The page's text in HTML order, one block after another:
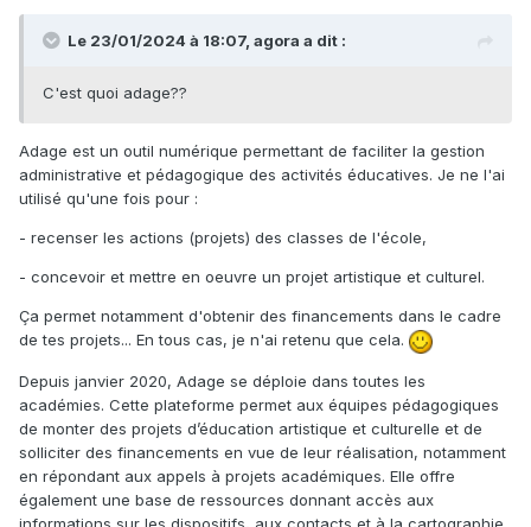
Le 23/01/2024 à 18:07, agora a dit :
C'est quoi adage??
Adage est un outil numérique permettant de faciliter la gestion
administrative et pédagogique des activités éducatives. Je ne l'ai
utilisé qu'une fois pour :
- recenser les actions (projets) des classes de l'école,
- concevoir et mettre en oeuvre un projet artistique et culturel.
Ça permet notamment d'obtenir des financements dans le cadre
de tes projets... En tous cas, je n'ai retenu que cela.
Depuis janvier 2020, Adage se déploie dans toutes les
académies. Cette plateforme permet aux équipes pédagogiques
de monter des projets d’éducation artistique et culturelle et de
solliciter des financements en vue de leur réalisation, notamment
en répondant aux appels à projets académiques. Elle offre
également une base de ressources donnant accès aux